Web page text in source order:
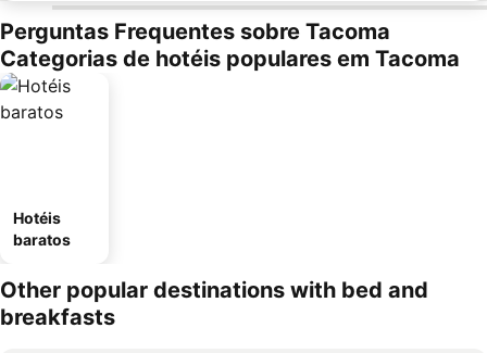
Perguntas Frequentes sobre Tacoma
Categorias de hotéis populares em Tacoma
Hotéis
baratos
Other popular destinations with bed and
breakfasts